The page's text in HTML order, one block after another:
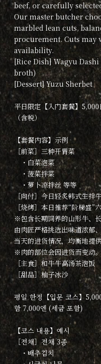
beef, or carefully
Our master butcher
marbled lean cuts,
procurement. Cuts may
availability.
[Rice Dish] Wagyu
broth)
[Dessert] Yuzu Sherbet
平日限定【入门套餐】
（含税）
【套餐内容】示例
［前菜］三种开胃菜
・白菜泡菜
・菠菜拌菜
・萝卜凉拌丝 等等
［向付］今日轻炙韩式生拌
［烧烤］本日推荐“阶梯盛”
※包含长期饲养的山形牛、
由肉匠严格挑选出味道浓郁
当天的进货情况，均衡地提
※肉的部位会因进货而变动。
［主食］和牛牛高汤茶泡饭
［甜品］柚子冰沙
평일 한정【입문 코스】
함 7,000엔 (세금 포함)
【코스 내용】예시
［전채］전채 3종
・배추김치